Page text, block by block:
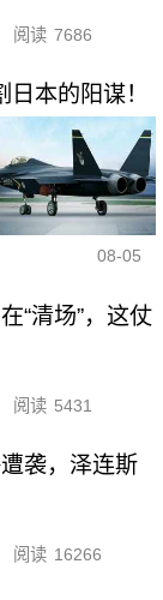
阅读 7686
本的阳谋！
08-05
“清场”，这仗
阅读 5431
袭，泽连斯
阅读 16266